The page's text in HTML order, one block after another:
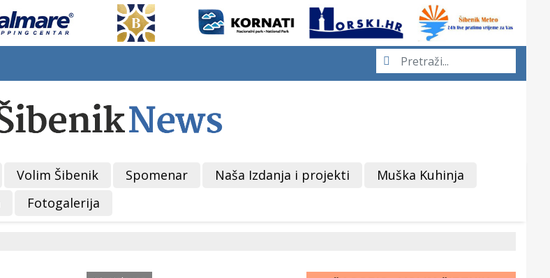
Volim Šibenik Spomenar Naša Izdanja i projekti
Muška Kuhinja
Fotogalerija